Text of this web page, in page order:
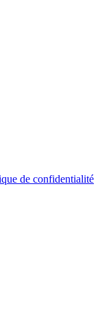
de confidentialité